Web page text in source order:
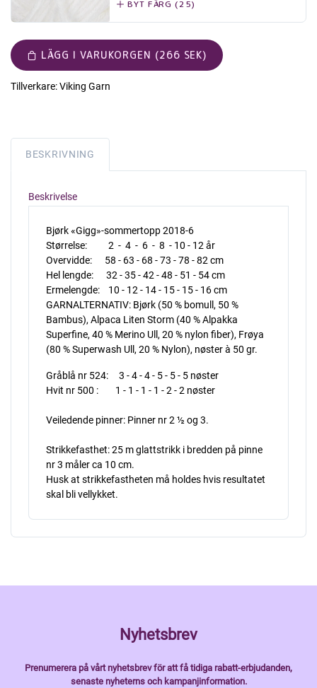
BYT FÄRG (25)
LÄGG I VARUKORGEN (266 SEK)
Tillverkare:Viking Garn
BESKRIVNING
Beskrivelse
Bjørk «Gigg»-sommertopp 2018-6
Størrelse: 2 - 4 - 6 - 8 - 10 - 12 år
Overvidde: 58 - 63 - 68 - 73 - 78 - 82 cm
Hel lengde: 32 - 35 - 42 - 48 - 51 - 54 cm
Ermelengde: 10 - 12 - 14 - 15 - 15 - 16 cm
GARNALTERNATIV: Bjørk (50 % bomull, 50 %
Bambus), Alpaca Liten Storm (40 % Alpakka
Superfine, 40 % Merino Ull, 20 % nylon fiber), Frøya
(80 % Superwash Ull, 20 % Nylon), nøster à 50 gr.
Gråblå nr 524: 3 - 4 - 4 - 5 - 5 - 5 nøster
Hvit nr 500 : 1 - 1 - 1 - 1 - 2 - 2 nøster
Veiledende pinner: Pinner nr 2 ½ og 3.
Strikkefasthet: 25 m glattstrikk i bredden på pinne
nr 3 måler ca 10 cm.
Husk at strikkefastheten må holdes hvis resultatet
skal bli vellykket.
Nyhetsbrev
Prenumerera på vårt nyhetsbrev för att få tidiga rabatt-erbjudanden,
senaste nyheterns och kampanjinformation.